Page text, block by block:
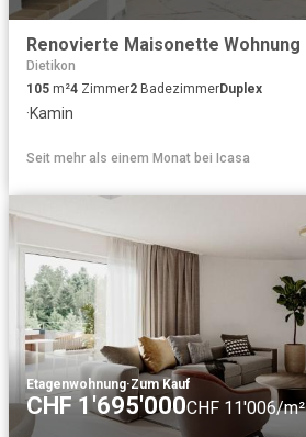
Dietikon
105 m²4 Zimmer2 BadezimmerDuplex
·Kamin
Seit mehr als einem Monat bei Icasa
Etagenwohnung·Zum Kauf
CHF 1'695'000CHF 11'006/m²